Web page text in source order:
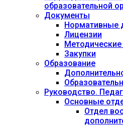
образовательной
Документы
Нормативные
Лицензии
Закупки
Образование
Руководство.
Основные
Отдел